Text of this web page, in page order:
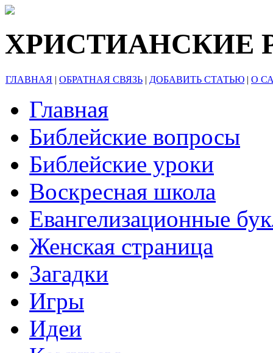
ХРИСТИАНСКИЕ
ГЛАВНАЯ | ОБРАТНАЯ СВЯЗЬ | ДОБАВИТЬ СТАТЬЮ | О
Главная
Библейские вопросы
Библейские уроки
Воскресная школа
Евангелизационные
Женская страница
Загадки
Игры
Идеи